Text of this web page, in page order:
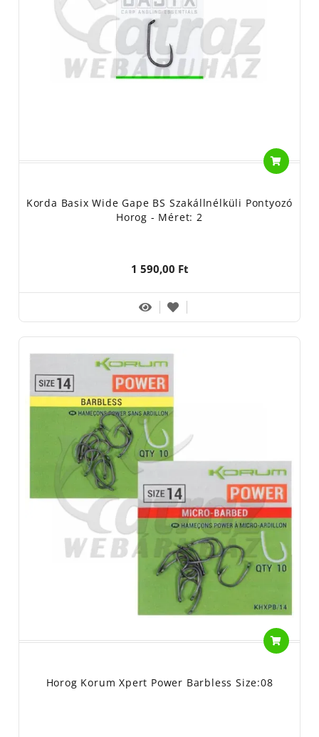
Korda Basix Wide Gape BS Szakállnélküli Pontyozó
Horog - Méret: 2
1 590,00 Ft
Horog Korum Xpert Power Barbless Size:08